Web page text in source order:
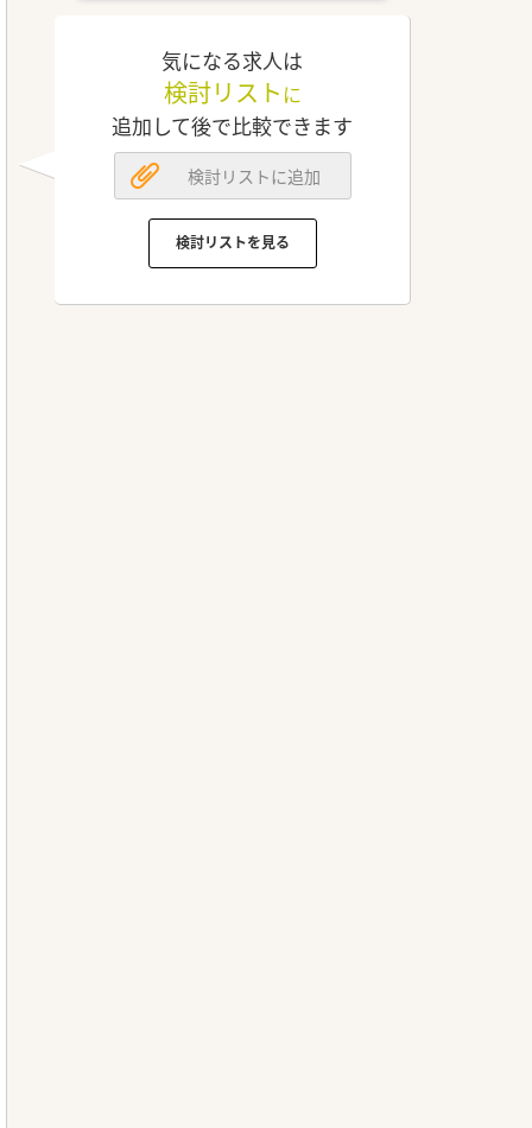
気になる求人は
検討リスト に
追加して後で比較できます
検討リストに追加
検討リストを見る